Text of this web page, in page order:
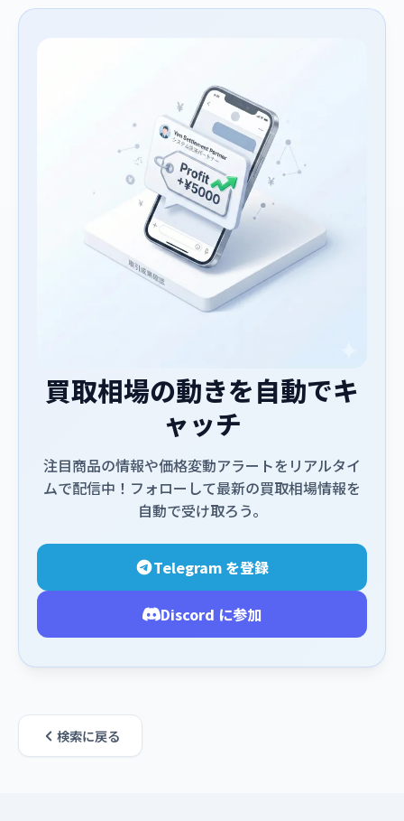
買取相場の動きを自動でキ
ャッチ
注目商品の情報や価格変動アラートをリアルタイ
ムで配信中！フォローして最新の買取相場情報を
自動で受け取ろう。
Telegram を登録
Discord に参加
検索に戻る